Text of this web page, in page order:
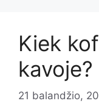
Kiek
kavoje?
21 balandžio,